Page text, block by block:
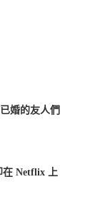
婚的友人們
在 Netflix 上